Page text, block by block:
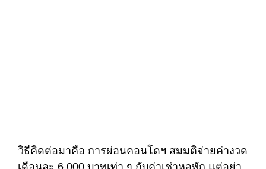
วิธีคิดต่อมาคือ การผ่อนคอนโดฯ สมมติจ่ายค่างวด
เดือนละ 6,000 บาทเท่า ๆ กับค่าเช่าหอพัก แต่อย่า